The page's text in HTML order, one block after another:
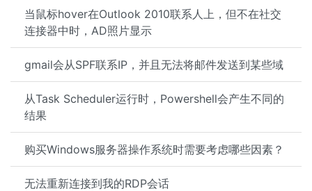
当鼠标hover在Outlook 2010联系人上，但不在社交
连接器中时，AD照片显示
gmail会从SPF联系IP，并且无法将邮件发送到某些域
从Task Scheduler运行时，Powershell会产生不同的
结果
购买Windows服务器操作系统时需要考虑哪些因素？
无法重新连接到我的RDP会话